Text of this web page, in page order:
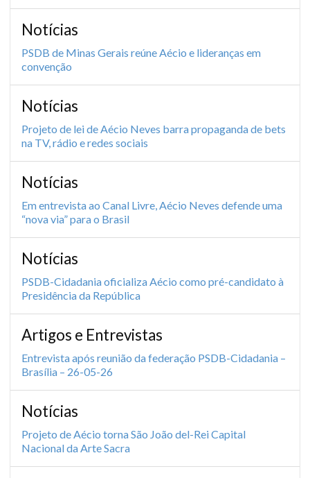
Notícias
PSDB de Minas Gerais reúne Aécio e lideranças em
convenção
Notícias
Projeto de lei de Aécio Neves barra propaganda de bets
na TV, rádio e redes sociais
Notícias
Em entrevista ao Canal Livre, Aécio Neves defende uma
“nova via” para o Brasil
Notícias
PSDB-Cidadania oficializa Aécio como pré-candidato à
Presidência da República
Artigos e Entrevistas
Entrevista após reunião da federação PSDB-Cidadania –
Brasília – 26-05-26
Notícias
Projeto de Aécio torna São João del-Rei Capital
Nacional da Arte Sacra